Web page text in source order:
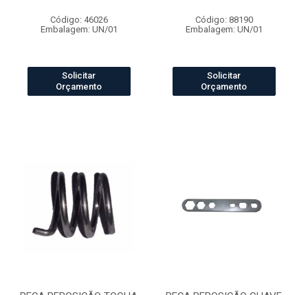
Código: 46026
Embalagem: UN/01
Solicitar
Orçamento
Código: 88190
Embalagem: UN/01
Solicitar
Orçamento